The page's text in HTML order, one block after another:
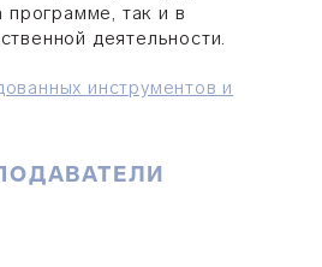
программе, так и в
деятельности.
инструментов и